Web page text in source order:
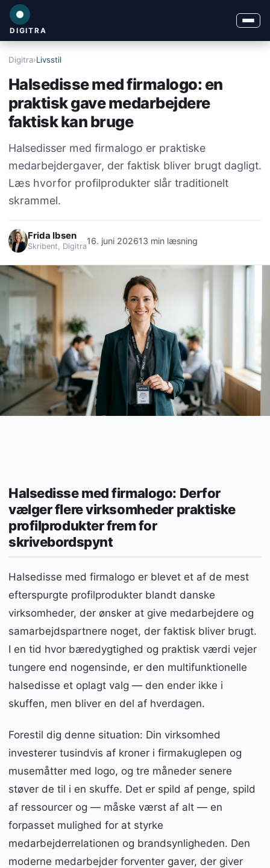
DIGITRA
Digitra›Livsstil
Halsedisse med firmalogo: en
praktisk gave medarbejdere
faktisk kan bruge
Halsedisser med firmalogo er praktiske
medarbejdergaver, der faktisk bliver brugt dagligt.
Læs hvorfor profilprodukter slår traditionelt
skrammel.
Frida Ibsen
Skribent, Digitra
16. juni 202613 min læsning
Halsedisse med firmalogo: Derfor
vælger flere virksomheder praktiske
profilprodukter frem for
skrivebordspynt
Halsedisse med firmalogo er blevet et af de mest
efterspurgte profilprodukter blandt danske
virksomheder, der ønsker at give medarbejdere og
samarbejdspartnere noget, der faktisk bliver brugt.
I en tid hvor bæredygtighed og praktisk værdi vejer
tungere end nogensinde, er den multifunktionelle
halsedisse et oplagt valg — den ender ikke i
skuffen, men bliver en del af hverdagen.
Forestil dig denne situation: Din virksomhed
investerer tusindvis af kroner i firmakuglepen og
musemåtter med logo, og tre måneder senere
støver de til i en skuffe. Det er spild af penge, spild
af ressourcer og — måske værst af alt — en
forpasset mulighed for at styrke
medarbejderrelationen og brandsynligheden. Den
moderne medarbejder forventer gaver, der giver